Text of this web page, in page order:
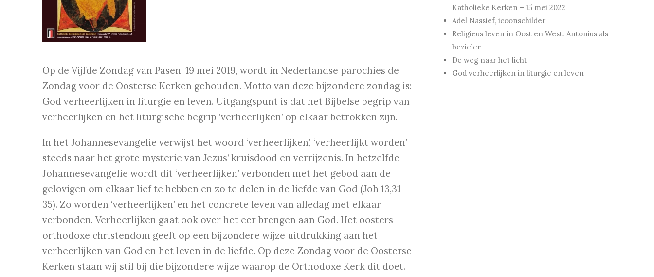
Op de Vijfde Zondag van Pasen, 19 mei 2019, wordt in Nederlandse parochies de
Zondag voor de Oosterse Kerken gehouden. Motto van deze bijzondere zondag is:
God verheerlijken in liturgie en leven. Uitgangspunt is dat het Bijbelse begrip van
verheerlijken en het liturgische begrip ‘verheerlijken’ op elkaar betrokken zijn.
In het Johannesevangelie verwijst het woord ‘verheerlijken’, ‘verheerlijkt worden’
steeds naar het grote mysterie van Jezus’ kruisdood en verrijzenis. In hetzelfde
Johannesevangelie wordt dit ‘verheerlijken’ verbonden met het gebod aan de
gelovigen om elkaar lief te hebben en zo te delen in de liefde van God (Joh 13,31-
35). Zo worden ‘verheerlijken’ en het concrete leven van alledag met elkaar
verbonden. Verheerlijken gaat ook over het eer brengen aan God. Het oosters-
orthodoxe christendom geeft op een bijzondere wijze uitdrukking aan het
verheerlijken van God en het leven in de liefde. Op deze Zondag voor de Oosterse
Kerken staan wij stil bij die bijzondere wijze waarop de Orthodoxe Kerk dit doet.
Katholieke Kerken – 15 mei 2022
Adel Nassief, icoonschilder
Religieus leven in Oost en West. Antonius als
bezieler
De weg naar het licht
God verheerlijken in liturgie en leven